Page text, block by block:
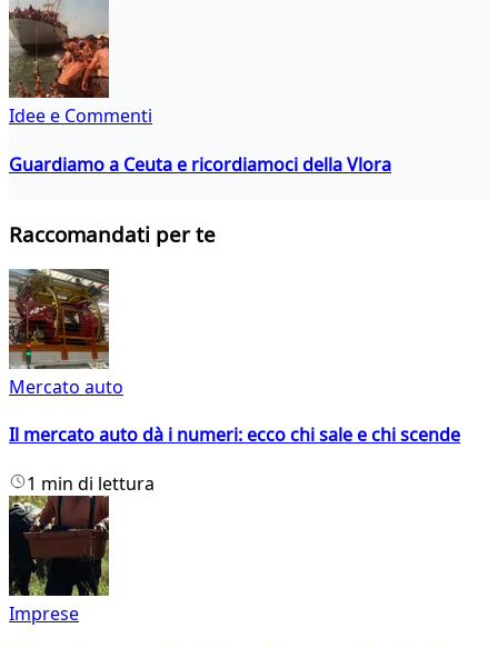
Idee e Commenti
Guardiamo a Ceuta e ricordiamoci della Vlora
Raccomandati per te
Mercato auto
Il mercato auto dà i numeri: ecco chi sale e chi scende
1 min di lettura
Imprese